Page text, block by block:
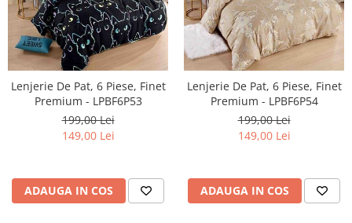
Lenjerie De Pat, 6 Piese, Finet
Premium - LPBF6P53
199,00 Lei
149,00 Lei
ADAUGA IN COS
Lenjerie De Pat, 6 Piese, Finet
Premium - LPBF6P54
199,00 Lei
149,00 Lei
ADAUGA IN COS